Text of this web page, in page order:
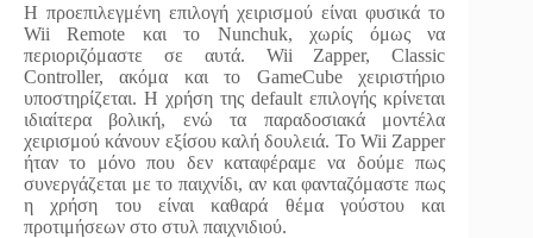
Η προεπιλεγμένη επιλογή χειρισμού είναι φυσικά το
Wii Remote και το Nunchuk, χωρίς όμως να
περιοριζόμαστε σε αυτά. Wii Zapper, Classic
Controller, ακόμα και το GameCube χειριστήριο
υποστηρίζεται. Η χρήση της default επιλογής κρίνεται
ιδιαίτερα βολική, ενώ τα παραδοσιακά μοντέλα
χειρισμού κάνουν εξίσου καλή δουλειά. Το Wii Zapper
ήταν το μόνο που δεν καταφέραμε να δούμε πως
συνεργάζεται με το παιχνίδι, αν και φανταζόμαστε πως
η χρήση του είναι καθαρά θέμα γούστου και
προτιμήσεων στο στυλ παιχνιδιού.